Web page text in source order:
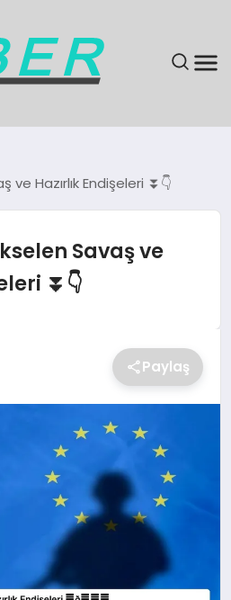
Hazırlık Endişeleri ⏬👇
Savaş ve
⏬👇
Paylaş